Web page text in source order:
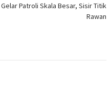
Gelar Patroli Skala Besar, Sisir Titik
Rawan